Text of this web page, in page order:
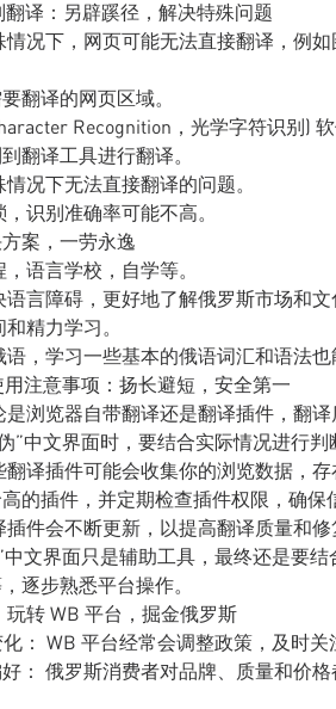
翻译：另辟蹊径，解决特殊问题
况下，网页可能无法直接翻译，例
翻译的网页区域。
Recognition，光学字符识别)
翻译工具进行翻译。
况下无法直接翻译的问题。
识别准确率可能不高。
案，一劳永逸
语言学校，自学等。
言障碍，更好地了解俄罗斯市场和
精力学习。
，学习一些基本的俄语词汇和语法
注意事项：扬长避短，安全第一
浏览器自带翻译还是翻译插件，翻
”中文界面时，要结合实际情况进行
译插件可能会收集你的浏览数据，
的插件，并定期检查插件权限，确保
插件会不断更新，以提高翻译质量和
中文界面只是辅助工具，最终还是要
逐步熟悉平台操作。
转 WB 平台，掘金俄罗斯
： WB 平台经常会调整政策，及时
： 俄罗斯消费者对品牌、质量和价